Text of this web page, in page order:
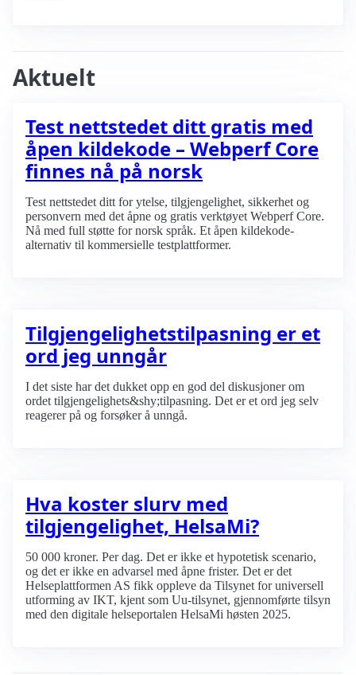
Aktuelt
Test nettstedet ditt gratis med
åpen kildekode – Webperf Core
finnes nå på norsk
Test nettstedet ditt for ytelse, tilgjengelighet, sikkerhet og
personvern med det åpne og gratis verktøyet Webperf Core.
Nå med full støtte for norsk språk. Et åpen kildekode-
alternativ til kommersielle testplattformer.
Tilgjengelighets­tilpasning er et
ord jeg unngår
I det siste har det dukket opp en god del diskusjoner om
ordet tilgjengelighets&shy;tilpasning. Det er et ord jeg selv
reagerer på og forsøker å unngå.
Hva koster slurv med
tilgjengelighet, HelsaMi?
50 000 kroner. Per dag. Det er ikke et hypotetisk scenario,
og det er ikke en advarsel med åpne frister. Det er det
Helseplattformen AS fikk oppleve da Tilsynet for universell
utforming av IKT, kjent som Uu-tilsynet, gjennomførte tilsyn
med den digitale helseportalen HelsaMi høsten 2025.